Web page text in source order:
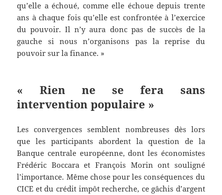
qu’elle a échoué, comme elle échoue depuis trente
ans à chaque fois qu’elle est confrontée à l’exercice
du pouvoir. Il n’y aura donc pas de succès de la
gauche si nous n’organisons pas la reprise du
pouvoir sur la finance. »
« Rien ne se fera sans
intervention populaire »
Les convergences semblent nombreuses dès lors
que les participants abordent la question de la
Banque centrale européenne, dont les économistes
Frédéric Boccara et François Morin ont souligné
l’importance. Même chose pour les conséquences du
CICE et du crédit impôt recherche, ce gâchis d’argent